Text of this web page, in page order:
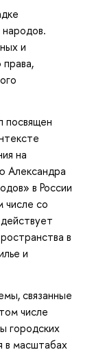
и
посвящен
на
Александра
в России
числе со
в
и
связанные
числе
городских
в масштабах